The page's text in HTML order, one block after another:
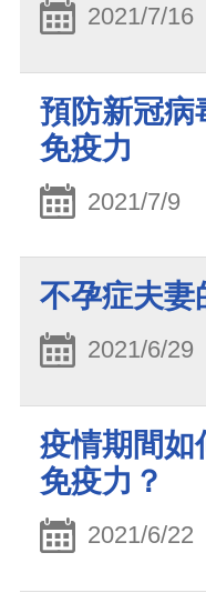
2021/7/16
預防新冠病
免疫力
2021/7/9
不孕症夫妻
2021/6/29
疫情期間如
免疫力？
2021/6/22